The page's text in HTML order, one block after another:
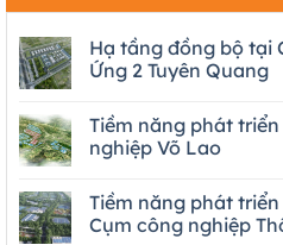
Hạ tầng đồng bộ tại
Ứng 2 Tuyên Quang
Tiềm năng phát
nghiệp Võ Lao
Tiềm năng phát
Cụm công nghiệp